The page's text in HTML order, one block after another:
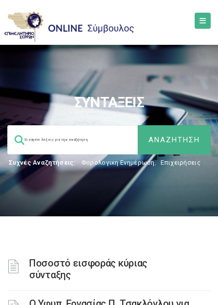
ΣΥΝΤΑΞΕΙΣ
Συχνές Αναζητήσεις: Φορολογικη Ενημέρωση, Επιχειρήσεις
Ποσοστό εισφοράς κύριας
σύνταξης